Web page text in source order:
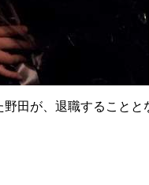
田が、退職することと